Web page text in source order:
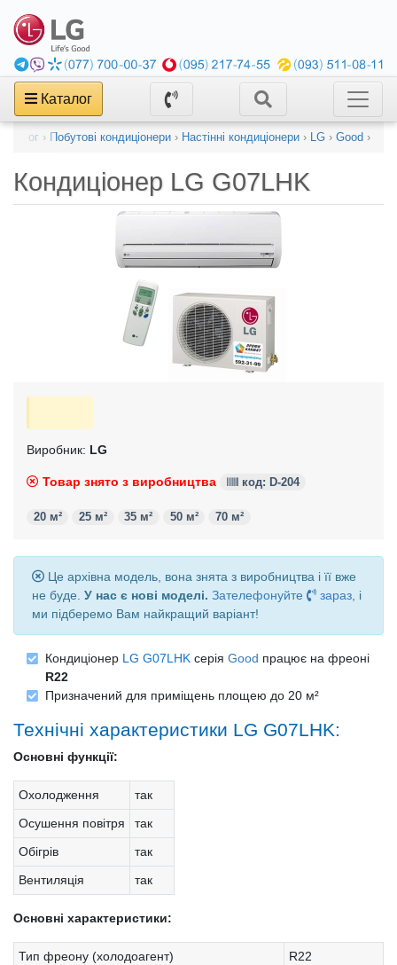
Каталог
› Побутові кондиціонери › Настінні кондиціонери › LG › Good ›
Кондиціонер LG G07LHK
Виробник: LG
Товар знято з виробництва код: D-204
20 м² 25 м² 35 м² 50 м² 70 м²
Це архівна модель, вона знята з виробництва і її вже
не буде. У нас є нові моделі. Зателефонуйте зараз , і
ми підберемо Вам найкращий варіант!
Кондиціонер LG G07LHK серія Good працює на фреоні
R22
Призначений для приміщень площею до 20 м²
Технічні характеристики LG G07LHK:
Основні функції:
Охолодження
так
Осушення повітря
так
Обігрів
так
Вентиляція
так
Основні характеристики:
Тип фреону (холодоагент)
R22